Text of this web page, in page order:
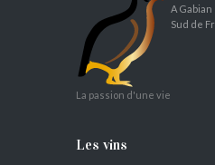
La passion d'une vie
A
Sud de
Les vins